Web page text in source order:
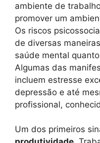
ambiente de
promover um
Os riscos
de diversas
saúde mental
Algumas das
incluem estresse
depressão e até
profissional,
Um dos primeiros